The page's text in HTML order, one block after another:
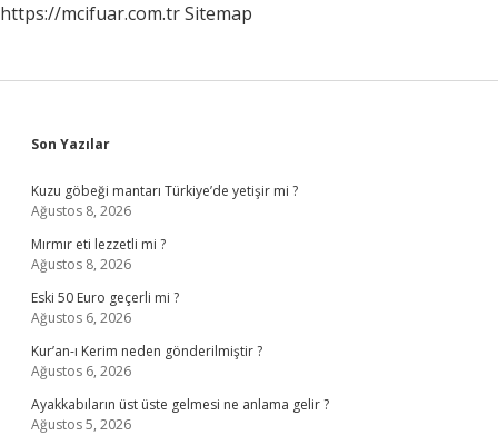
https://mcifuar.com.trSitemap
Sidebar
Son Yazılar
Kuzu göbeği mantarı Türkiye’de yetişir mi ?
Ağustos 8, 2026
Mırmır eti lezzetli mi ?
Ağustos 8, 2026
Eski 50 Euro geçerli mi ?
Ağustos 6, 2026
Kur’an-ı Kerim neden gönderilmiştir ?
Ağustos 6, 2026
Ayakkabıların üst üste gelmesi ne anlama gelir ?
Ağustos 5, 2026